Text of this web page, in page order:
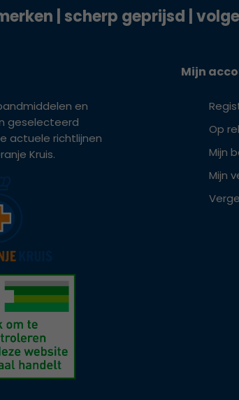
| scherp geprijsd |
en
geselecteerd
actuele richtlijnen
Kruis.
Mijn
Op
Mijn
Mijn